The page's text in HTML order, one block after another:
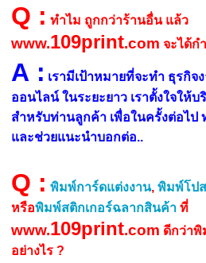
Q : ทำไม ถูกกว่าร้านอื่น แล้ว
www.109print.com จะได้ก
A : เรามีเป้าหมายที่จะทำ ธุรกิ
ออนไลน์ ในระยะยาว เราตั้งใจให้
สำหรับท่านลูกค้า เพื่อในครั้งต่อไป
และช่วยแนะนำบอกต่อ..
Q : พิมพ์การ์ดแต่งงาน,พิมพ์โป
หรือพิมพ์สติกเกอร์ฉลากสินค้า ที่
www.109print.com ดีกว่าพิ
อย่างไร ?